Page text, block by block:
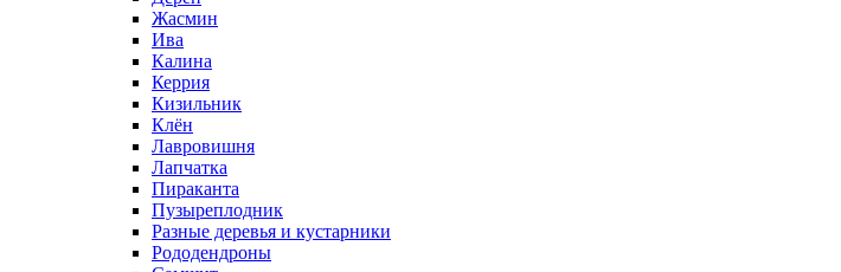
Жасмин
Ива
Калина
Керрия
Кизильник
Клён
Лавровишня
Лапчатка
Пираканта
Пузыреплодник
Разные деревья и кустарники
Рододендроны